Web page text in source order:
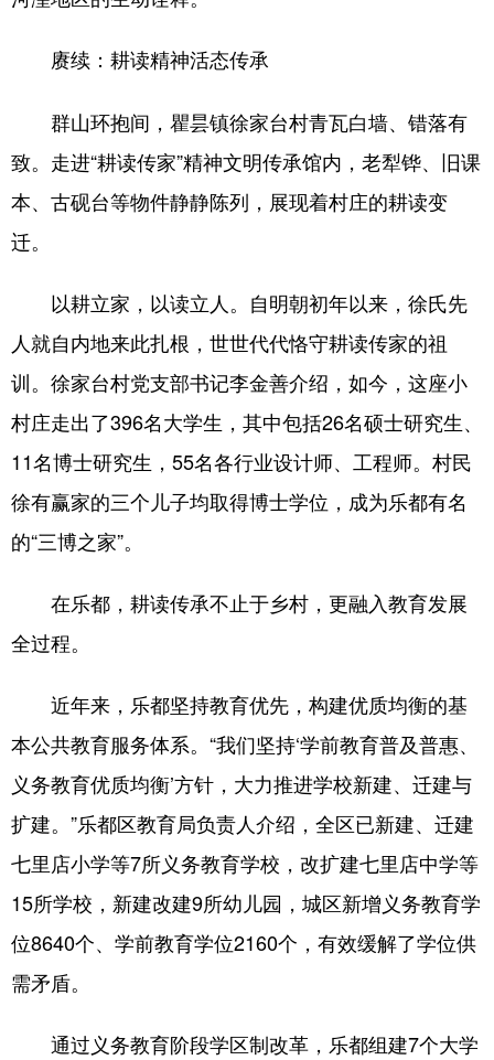
赓续：耕读精神活态传承
群山环抱间，瞿昙镇徐家台村青瓦白墙、错落有
致。走进“耕读传家”精神文明传承馆内，老犁铧、旧课
本、古砚台等物件静静陈列，展现着村庄的耕读变
迁。
以耕立家，以读立人。自明朝初年以来，徐氏先
人就自内地来此扎根，世世代代恪守耕读传家的祖
训。徐家台村党支部书记李金善介绍，如今，这座小
村庄走出了396名大学生，其中包括26名硕士研究生、
11名博士研究生，55名各行业设计师、工程师。村民
徐有赢家的三个儿子均取得博士学位，成为乐都有名
的“三博之家”。
在乐都，耕读传承不止于乡村，更融入教育发展
全过程。
近年来，乐都坚持教育优先，构建优质均衡的基
本公共教育服务体系。“我们坚持‘学前教育普及普惠、
义务教育优质均衡’方针，大力推进学校新建、迁建与
扩建。”乐都区教育局负责人介绍，全区已新建、迁建
七里店小学等7所义务教育学校，改扩建七里店中学等
15所学校，新建改建9所幼儿园，城区新增义务教育学
位8640个、学前教育学位2160个，有效缓解了学位供
需矛盾。
通过义务教育阶段学区制改革，乐都组建7个大学